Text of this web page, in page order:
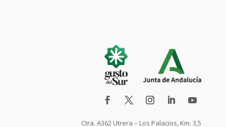
Ctra. A362 Utrera – Los Palacios, Km. 3,5